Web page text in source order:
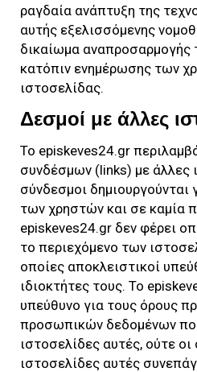
ραγδαία ανάπτυξη της
αυτής εξελισσόμενης
δικαίωμα
κατόπιν ενημέρωσης των
ιστοσελίδας.
Δεσμοί με άλλες
Το episkeves24.gr
συνδέσμων (links) με άλλες
σύνδεσμοι δημιουργούνται
των χρηστών και σε καμία
episkeves24.gr δεν φέρει
το περιεχόμενο των
οποίες αποκλειστικοί
ιδιοκτήτες τους. Το
υπεύθυνο για τους όρους
προσωπικών δεδομένων
ιστοσελίδες αυτές, ούτε οι
ιστοσελίδες αυτές